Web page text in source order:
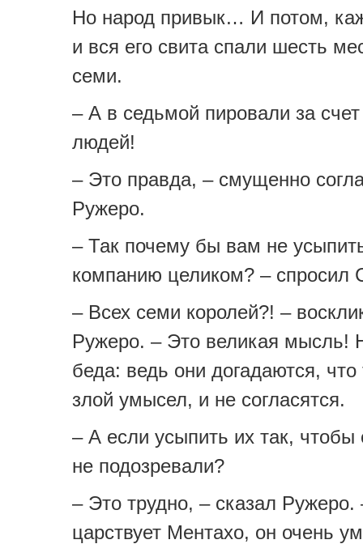
Но народ привык… И потом,
и вся его свита спали шесть
семи.
– А в седьмой пировали за
людей!
– Это правда, – смущенно
Ружеро.
– Так почему бы вам не
компанию целиком? – спросил
– Всех семи королей?! –
Ружеро. – Это великая мысль!
беда: ведь они догадаются, что
злой умысел, и не согласятся.
– А если усыпить их так, чтобы
не подозревали?
– Это трудно, – сказал Ружеро.
царствует Ментахо, он очень